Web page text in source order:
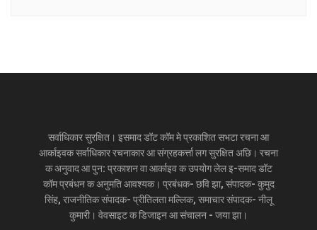
सर्वाधिकार सुरक्षित। इसमाद डॉट कॉम मे प्रकाशित सभटा रचना आ
आर्काइवक सर्वाधिकार रचनाकार आ संग्रहकर्त्ता लग सुरक्षित अछि। रचना
क अनुवाद आ पुन: प्रकाशन वा आर्काइव क उपयोग लेल इ-समाद डॉट
कॉम प्रबंधन क अनुमति आवश्यक। प्रबंधक- छवि झा, संपादक- कुमुद
सिंह, राजनीतिक संपादक- प्रीतिलता मल्लिक, समाचार संपादक- नीलू
कुमारी। वेवसाइट क डिजाइन आ संचालन - जया झा।